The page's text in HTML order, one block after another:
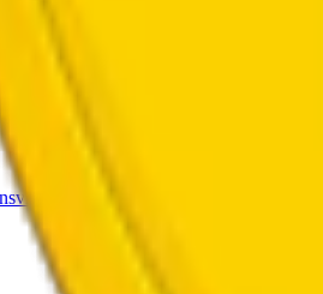
08:00 - 18:00 Vi svarar vanligtvis